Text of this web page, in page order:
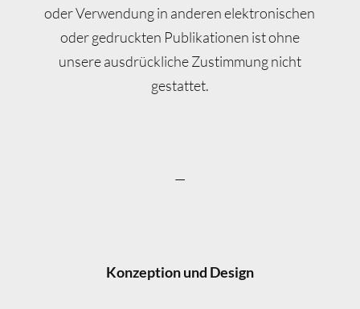
oder Verwendung in anderen elektronischen
oder gedruckten Publikationen ist ohne
unsere ausdrückliche Zustimmung nicht
gestattet.
—
Konzeption und Design